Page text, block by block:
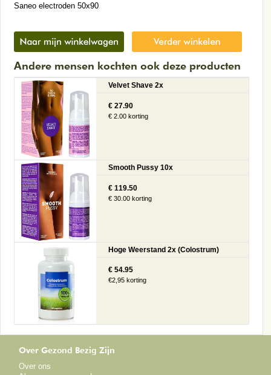
Saneo electroden 50x90
Andere mensen kochten ook deze producten
Velvet Shave 2x
€ 27.90
€ 2.00 korting
Smooth Pussy 10x
€ 119.50
€ 30.00 korting
Hoge Weerstand 2x (Colostrum)
€ 54.95
€2,95 korting
Over Gezond Bezig Zijn
Over ons